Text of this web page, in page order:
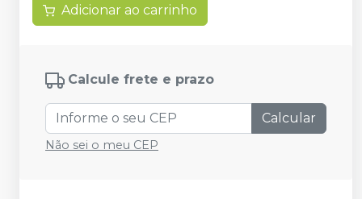
Adicionar ao carrinho
Calcule frete e prazo
Calcular
Não sei o meu CEP